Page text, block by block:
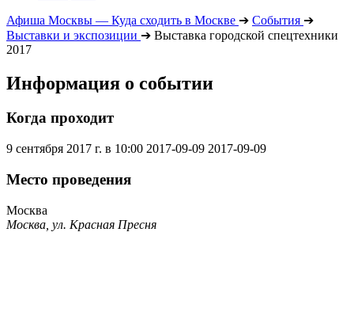
Афиша Москвы — Куда сходить в Москве ➔ События ➔
Выставки и экспозиции ➔ Выставка городской спецтехники
2017
Информация о событии
Когда проходит
9 сентября 2017 г. в 10:00 2017-09-09 2017-09-09
Место проведения
Москва
Москва, ул. Красная Пресня